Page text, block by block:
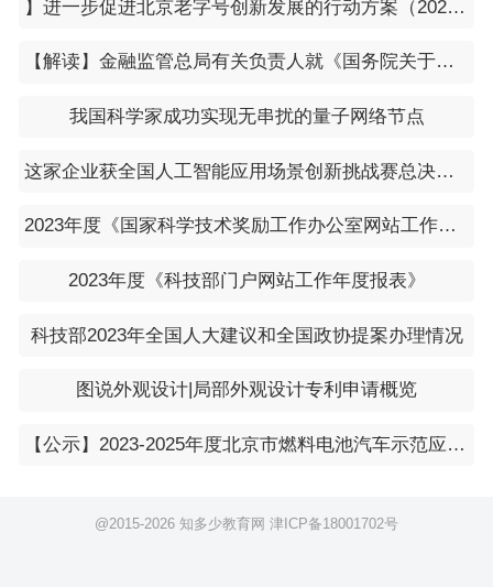
】进一步促进北京老字号创新发展的行动方案（2023-2025年）
【解读】金融监管总局有关负责人就《国务院关于推进普惠金融高质量发展的实施意见》答记者问
我国科学家成功实现无串扰的量子网络节点
​这家企业获全国人工智能应用场景创新挑战赛总决赛一等奖
2023年度《国家科学技术奖励工作办公室网站工作年度报表》
2023年度《科技部门户网站工作年度报表》
科技部2023年全国人大建议和全国政协提案办理情况
图说外观设计|局部外观设计专利申请概览
【公示】2023-2025年度北京市燃料电池汽车示范应用项目拟承担“示范应用联合体” 牵头企业公示
@2015-2026 知多少教育网 津ICP备18001702号